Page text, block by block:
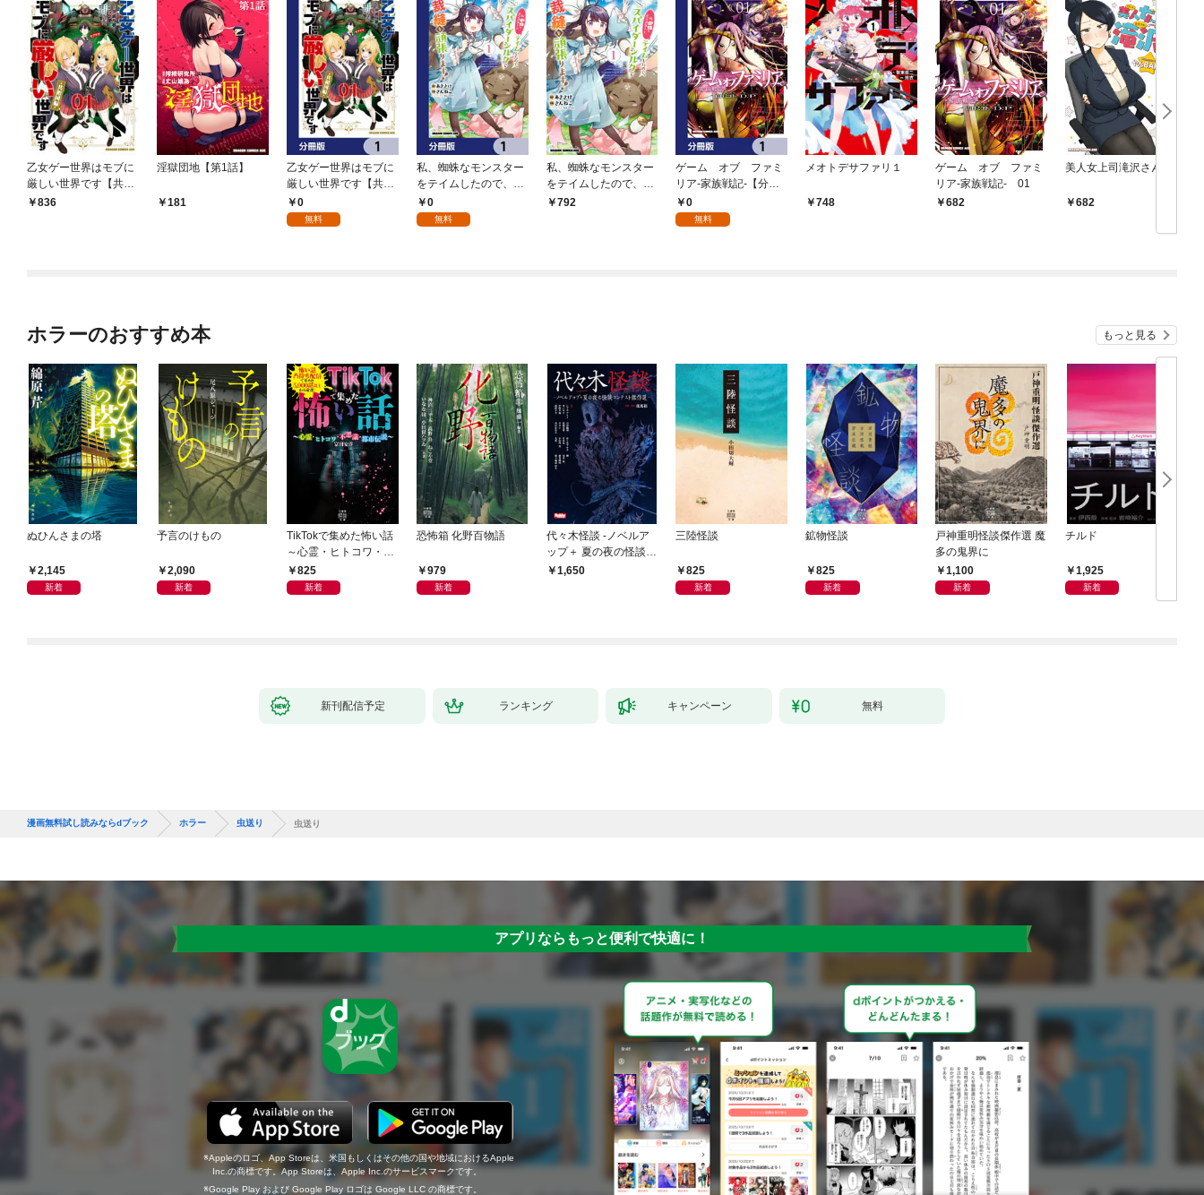
乙女ゲー世界はモブに
厳しい世界です【共和
国編】 ０１
836
淫獄団地【第1話】
181
乙女ゲー世界はモブに
厳しい世界です【共和
国編】【分冊版】 1
0
無料
私、蜘蛛なモンスター
をテイムしたので、ス
パイダーシルクで裁縫
を頑張ります！【分冊
0
無料
私、蜘蛛なモンスター
をテイムしたので、ス
パイダーシルクで裁縫
792
ゲーム オブ ファミ
リア-家族戦記-【分冊
版】 1
0
無料
メオトデサファリ１
748
ゲーム オブ ファミ
リア-家族戦記- 01
682
美人女上司滝沢さん
682
ホラーのおすすめ本 もっと見る
ぬひんさまの塔
2,145
新着
予言のけもの
2,090
新着
TikTokで集めた怖い話
～心霊・ヒトコワ・不
思議・都市伝説～
825
新着
恐怖箱 化野百物語
979
新着
代々木怪談 -ノベルア
ップ＋ 夏の夜の怪談コ
ンテスト傑作選-
1,650
三陸怪談
825
新着
鉱物怪談
825
新着
戸神重明怪談傑作選 魔
多の鬼界に
1,100
新着
チルド
1,925
新着
新刊配信予定 ランキング キャンペーン 無料
漫画無料試し読みならdブック ホラー 虫送り 虫送り
アプリならもっと便利で快適に！
Appleのロゴ、App Storeは、米国もしくはその他の国や地域におけるApple
Inc.の商標です。App Storeは、Apple Inc.のサービスマークです。
Google Play および Google Play ロゴは Google LLC の商標です。